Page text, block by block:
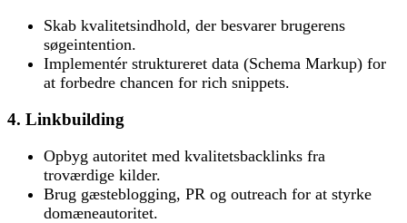
Skab kvalitetsindhold, der besvarer brugerens
søgeintention.
Implementér struktureret data (Schema Markup) for
at forbedre chancen for rich snippets.
4. Linkbuilding
Opbyg autoritet med kvalitetsbacklinks fra
troværdige kilder.
Brug gæsteblogging, PR og outreach for at styrke
domæneautoritet.